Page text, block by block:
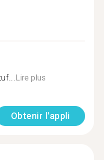
Lire plus
Obtenir l'appli